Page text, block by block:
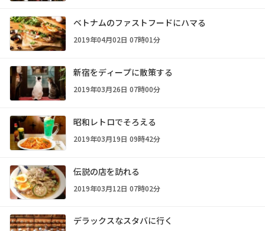
ベトナムのファストフードにハマる
2019年04月02日 07時01分
新宿をディープに散策する
2019年03月26日 07時00分
昭和レトロでそろえる
2019年03月19日 09時42分
伝説の店を訪れる
2019年03月12日 07時02分
デラックスなスタバに行く